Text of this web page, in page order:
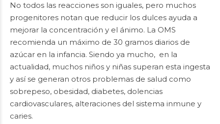
No todos las reacciones son iguales, pero muchos
progenitores notan que reducir los dulces ayuda a
mejorar la concentración y el ánimo. La OMS
recomienda un máximo de 30 gramos diarios de
azúcar en la infancia. Siendo ya mucho, en la
actualidad, muchos niños y niñas superan esta ingesta
y así se generan otros problemas de salud como
sobrepeso, obesidad, diabetes, dolencias
cardiovasculares, alteraciones del sistema inmune y
caries.